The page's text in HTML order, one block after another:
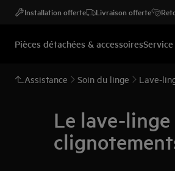
Installation offerte Livraison offerte
Pièces détachées & accessoires
Assistance Soin du linge Lave-
Le lave-linge